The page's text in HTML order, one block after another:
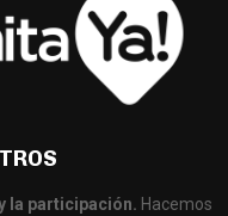
la participación. Hacemos